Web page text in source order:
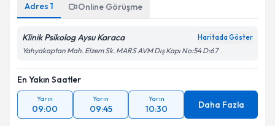
Adres 1 Online Görüşme
Klinik Psikolog Aysu Karaca Haritada Göster
Yahyakaptan Mah. Elzem Sk. MARS AVM Dış Kapı No:54 D:67
En Yakın Saatler
Yarın
09:00
Yarın
09:45
Yarın
10:30 Daha Fazla